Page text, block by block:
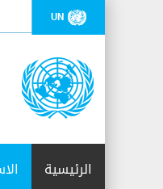
UN
الرئيسية